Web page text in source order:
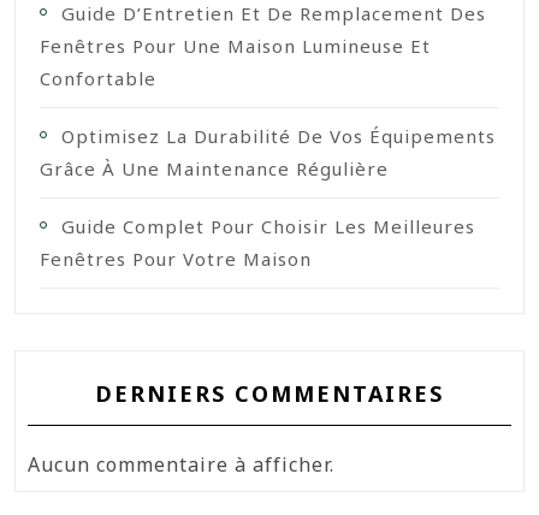
Guide D’Entretien Et De Remplacement Des
Fenêtres Pour Une Maison Lumineuse Et
Confortable
Optimisez La Durabilité De Vos Équipements
Grâce À Une Maintenance Régulière
Guide Complet Pour Choisir Les Meilleures
Fenêtres Pour Votre Maison
DERNIERS COMMENTAIRES
Aucun commentaire à afficher.